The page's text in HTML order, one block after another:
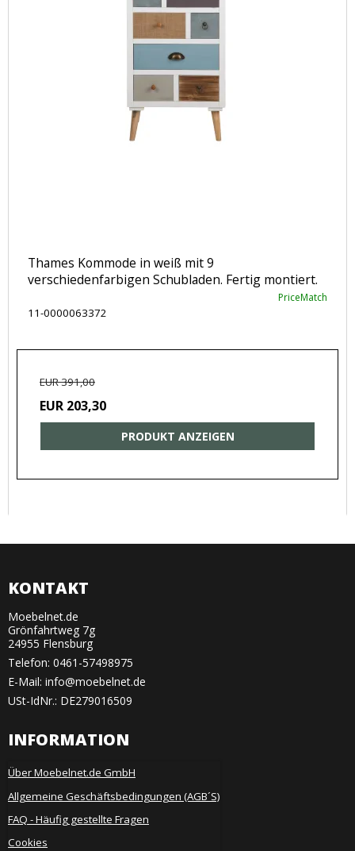
Thames Kommode in weiß mit 9
verschiedenfarbigen Schubladen. Fertig montiert.
PriceMatch
11-0000063372
EUR 391,00
EUR 203,30
PRODUKT ANZEIGEN
KONTAKT
Moebelnet.de
Grönfahrtweg 7g
24955 Flensburg
Telefon: 0461-57498975
E-Mail: info@moebelnet.de
USt-IdNr.: DE279016509
INFORMATION
Über Moebelnet.de GmbH
Allgemeine Geschäftsbedingungen (AGB´S)
FAQ - Häufig gestellte Fragen
Cookies